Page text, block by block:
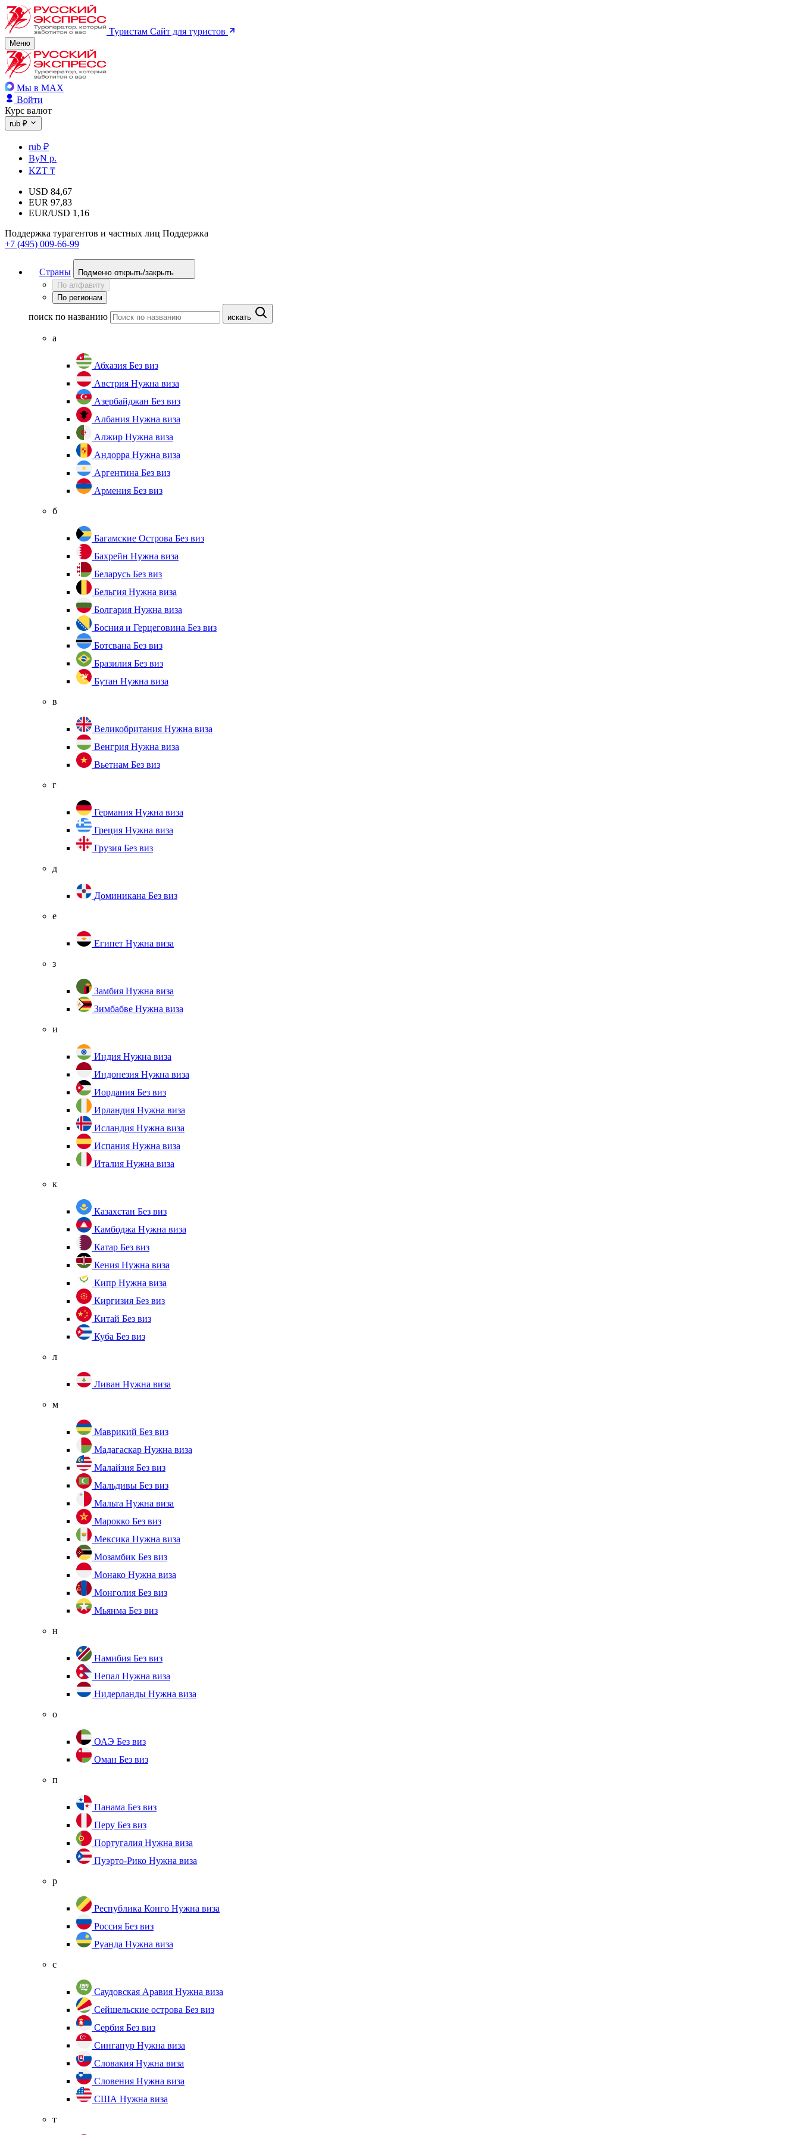
Туристам Сайт для туристов
Меню
Мы в MAX
Войти
Курс валют
rub ₽
rub ₽
ByN р.
KZT ₸
USD 84,67
EUR 97,83
EUR/USD 1,16
Поддержка турагентов и частных лиц Поддержка
+7 (495) 009-66-99
Страны
Подменю открыть/закрыть
По алфавиту
По регионам
поиск по названию искать
а
Абхазия Без виз
Австрия Нужна виза
Азербайджан Без виз
Албания Нужна виза
Алжир Нужна виза
Андорра Нужна виза
Аргентина Без виз
Армения Без виз
б
Багамские Острова Без виз
Бахрейн Нужна виза
Беларусь Без виз
Бельгия Нужна виза
Болгария Нужна виза
Босния и Герцеговина Без виз
Ботсвана Без виз
Бразилия Без виз
Бутан Нужна виза
в
Великобритания Нужна виза
Венгрия Нужна виза
Вьетнам Без виз
г
Германия Нужна виза
Греция Нужна виза
Грузия Без виз
д
Доминикана Без виз
е
Египет Нужна виза
з
Замбия Нужна виза
Зимбабве Нужна виза
и
Индия Нужна виза
Индонезия Нужна виза
Иордания Без виз
Ирландия Нужна виза
Исландия Нужна виза
Испания Нужна виза
Италия Нужна виза
к
Казахстан Без виз
Камбоджа Нужна виза
Катар Без виз
Кения Нужна виза
Кипр Нужна виза
Киргизия Без виз
Китай Без виз
Куба Без виз
л
Ливан Нужна виза
м
Маврикий Без виз
Мадагаскар Нужна виза
Малайзия Без виз
Мальдивы Без виз
Мальта Нужна виза
Марокко Без виз
Мексика Нужна виза
Мозамбик Без виз
Монако Нужна виза
Монголия Без виз
Мьянма Без виз
н
Намибия Без виз
Непал Нужна виза
Нидерланды Нужна виза
о
ОАЭ Без виз
Оман Без виз
п
Панама Без виз
Перу Без виз
Португалия Нужна виза
Пуэрто-Рико Нужна виза
р
Республика Конго Нужна виза
Россия Без виз
Руанда Нужна виза
с
Саудовская Аравия Нужна виза
Сейшельские острова Без виз
Сербия Без виз
Сингапур Нужна виза
Словакия Нужна виза
Словения Нужна виза
США Нужна виза
т